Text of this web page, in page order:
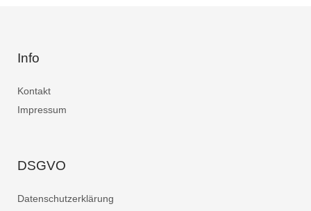
Info
Kontakt
Impressum
DSGVO
Datenschutzerklärung